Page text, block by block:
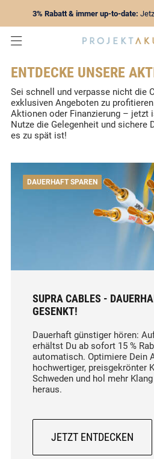
3% Rabatt & immer up-to-date:
ENTDECKE UNSERE
Sei schnell und verpasse nicht die
exklusiven Angeboten zu
Aktionen oder Finanzierung – jetzt
Nutze die Gelegenheit und sichere
es zu spät ist!
DAUERHAFT SPAREN
SUPRA CABLES -
GESENKT!
Dauerhaft günstiger hören:
erhältst Du ab sofort 15 %
automatisch. Optimiere Dein
hochwertiger, preisgekrönter
Schweden und hol mehr
heraus.
JETZT ENTDECKEN